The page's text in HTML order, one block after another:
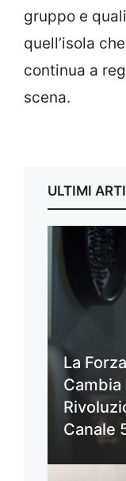
gruppo e
quell’isola
continua a
scena.
ULTIMI
La
Canale